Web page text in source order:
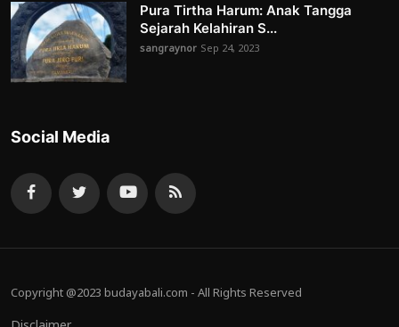
Pura Tirtha Harum: Anak Tangga
Sejarah Kelahiran S...
sangraynor Sep 24, 2023
Social Media
Copyright @2023 budayabali.com - All Rights Reserved